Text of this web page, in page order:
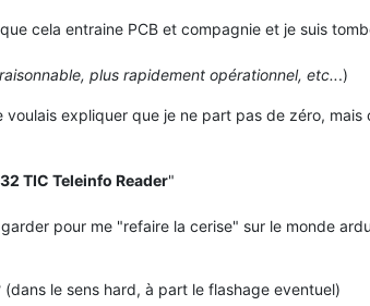
cela entraine PCB et compagnie et je suis
plus rapidement opérationnel, etc...)
expliquer que je ne part pas de zéro, mais
TIC Teleinfo Reader"
pour me "refaire la cerise" sur le monde
le sens hard, à part le flashage eventuel)